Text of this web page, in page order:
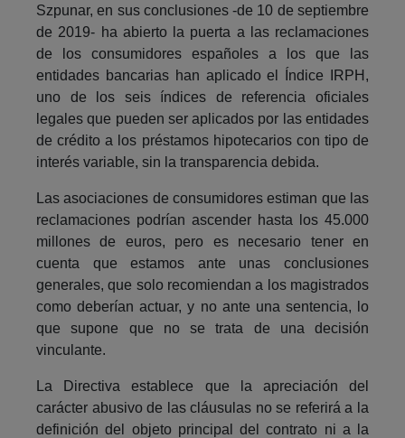
Szpunar, en sus conclusiones -de 10 de septiembre
de 2019- ha abierto la puerta a las reclamaciones
de los consumidores españoles a los que las
entidades bancarias han aplicado el Índice IRPH,
uno de los seis índices de referencia oficiales
legales que pueden ser aplicados por las entidades
de crédito a los préstamos hipotecarios con tipo de
interés variable, sin la transparencia debida.
Las asociaciones de consumidores estiman que las
reclamaciones podrían ascender hasta los 45.000
millones de euros, pero es necesario tener en
cuenta que estamos ante unas conclusiones
generales, que solo recomiendan a los magistrados
como deberían actuar, y no ante una sentencia, lo
que supone que no se trata de una decisión
vinculante.
La Directiva establece que la apreciación del
carácter abusivo de las cláusulas no se referirá a la
definición del objeto principal del contrato ni a la